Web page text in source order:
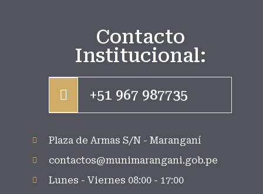
Contacto
Institucional:
+51 967 987735
Plaza de Armas S/N - Maranganí
contactos@munimarangani.gob.pe
Lunes - Viernes 08:00 - 17:00